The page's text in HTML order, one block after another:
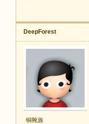
DeepForest
铜靴族